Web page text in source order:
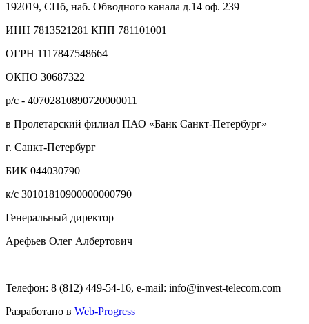
192019, СПб, наб. Обводного канала д.14 оф. 239
ИНН 7813521281 КПП 781101001
ОГРН 1117847548664
ОКПО 30687322
р/с - 40702810890720000011
в Пролетарский филиал ПАО «Банк Санкт-Петербург»
г. Санкт-Петербург
БИК 044030790
к/с 30101810900000000790
Генеральный директор
Арефьев Олег Албертович
Телефон: 8 (812) 449-54-16, e-mail: info@invest-telecom.com
Разработано в Web-Progress